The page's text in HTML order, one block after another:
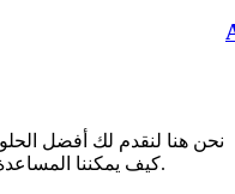
نحن هنا لنقدم لك أفضل
كيف يمكننا المساعدة في تأمين وتبسيط العملية الخاصة بك.